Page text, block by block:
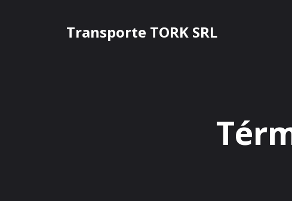
Transporte TORK SRL